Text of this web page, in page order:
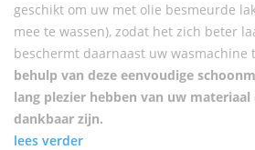
geschikt om uw met olie besmeurde
mee te wassen), zodat het zich beter
beschermt daarnaast uw wasmachine
behulp van deze eenvoudige
lang plezier hebben van uw
dankbaar zijn.
lees verder